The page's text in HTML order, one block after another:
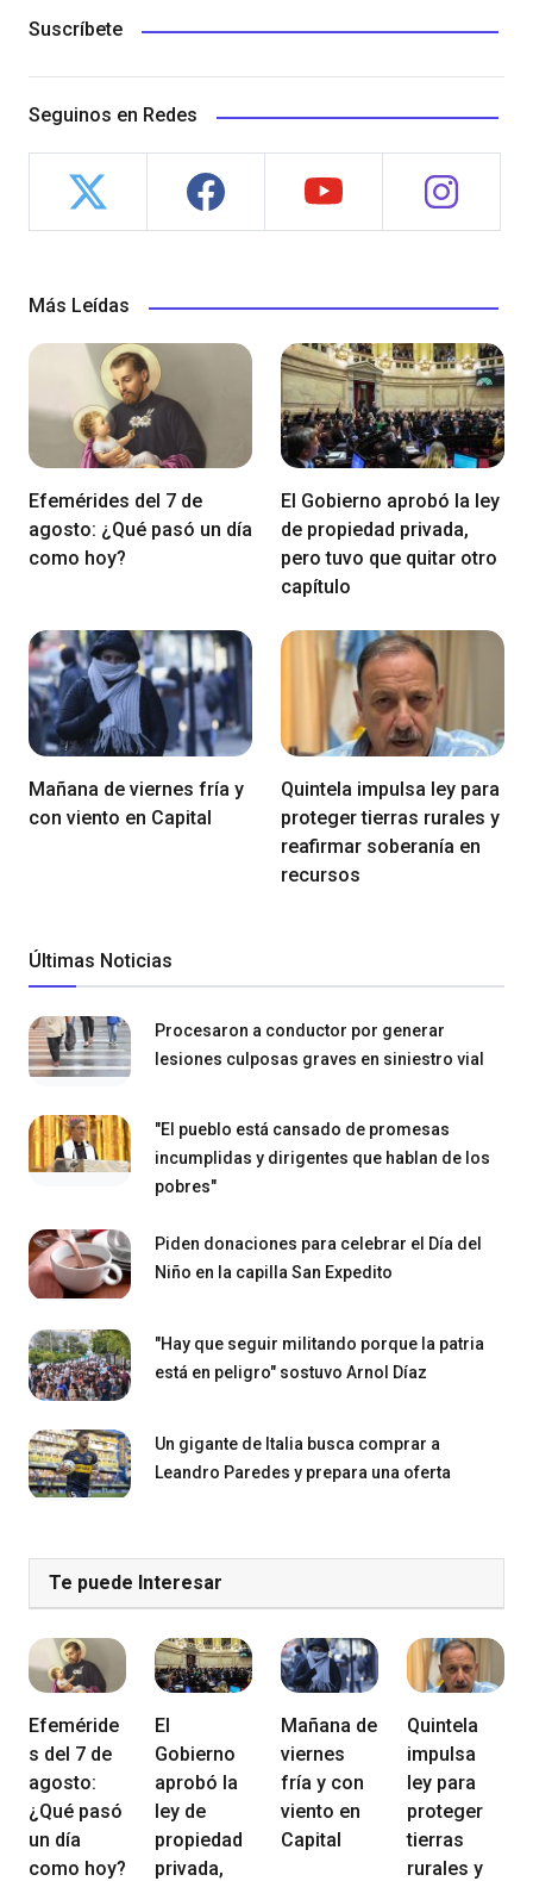
Suscríbete
Seguinos en Redes
Más Leídas
Efemérides del 7 de
agosto: ¿Qué pasó un día
como hoy?
El Gobierno aprobó la ley
de propiedad privada,
pero tuvo que quitar otro
capítulo
Mañana de viernes fría y
con viento en Capital
Quintela impulsa ley para
proteger tierras rurales y
reafirmar soberanía en
recursos
Últimas Noticias
Procesaron a conductor por generar
lesiones culposas graves en siniestro vial
"El pueblo está cansado de promesas
incumplidas y dirigentes que hablan de los
pobres"
Piden donaciones para celebrar el Día del
Niño en la capilla San Expedito
"Hay que seguir militando porque la patria
está en peligro" sostuvo Arnol Díaz
Un gigante de Italia busca comprar a
Leandro Paredes y prepara una oferta
Te puede Interesar
Efeméride
s del 7 de
agosto:
¿Qué pasó
un día
como hoy?
El
Gobierno
aprobó la
ley de
propiedad
privada,
Mañana de
viernes
fría y con
viento en
Capital
Quintela
impulsa
ley para
proteger
tierras
rurales y